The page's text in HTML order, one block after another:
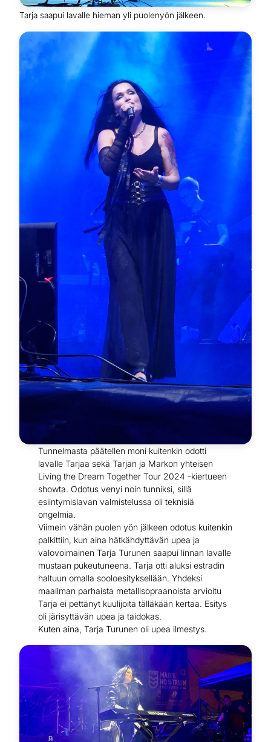
Tarja saapui lavalle hieman yli puolenyön jälkeen.
Tunnelmasta päätellen moni kuitenkin odotti
lavalle Tarjaa sekä Tarjan ja Markon yhteisen
Living the Dream Together Tour 2024 -kiertueen
showta. Odotus venyi noin tunniksi, sillä
esiintymislavan valmistelussa oli teknisiä
ongelmia.
Viimein vähän puolen yön jälkeen odotus kuitenkin
palkittiin, kun aina hätkähdyttävän upea ja
valovoimainen Tarja Turunen saapui linnan lavalle
mustaan pukeutuneena. Tarja otti aluksi estradin
haltuun omalla sooloesityksellään. Yhdeksi
maailman parhaista metallisopraanoista arvioitu
Tarja ei pettänyt kuulijoita tälläkään kertaa. Esitys
oli järisyttävän upea ja taidokas.
Kuten aina, Tarja Turunen oli upea ilmestys.